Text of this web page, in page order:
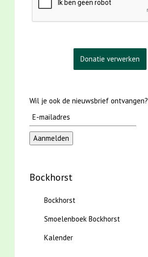
Wil je ook de nieuwsbrief ontvangen?
Bockhorst
Bockhorst
Smoelenboek Bockhorst
Kalender